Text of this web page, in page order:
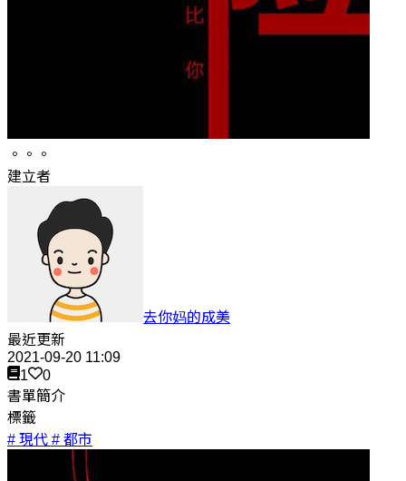
。。。
建立者
去你妈的成美
最近更新
2021-09-20 11:09
1
0
書單簡介
標籤
# 現代 # 都市